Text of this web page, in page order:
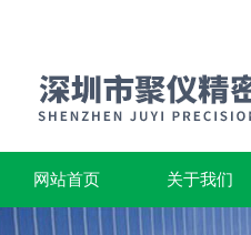
网站首页 关于我们